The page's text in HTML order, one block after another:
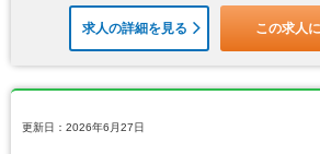
求人の詳細を見る この求人
更新日：2026年6月27日